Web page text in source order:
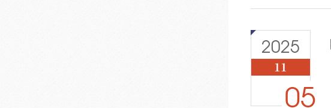
2025
11
05